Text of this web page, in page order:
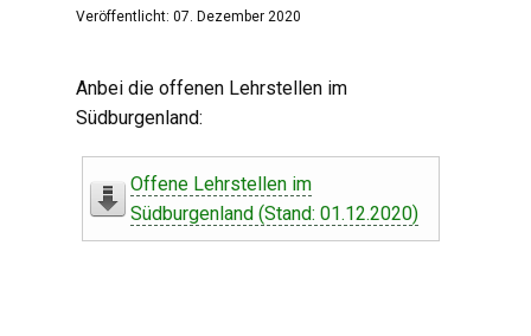
Veröffentlicht: 07. Dezember 2020
Anbei die offenen Lehrstellen im
Südburgenland:
Offene Lehrstellen im
Südburgenland (Stand: 01.12.2020)